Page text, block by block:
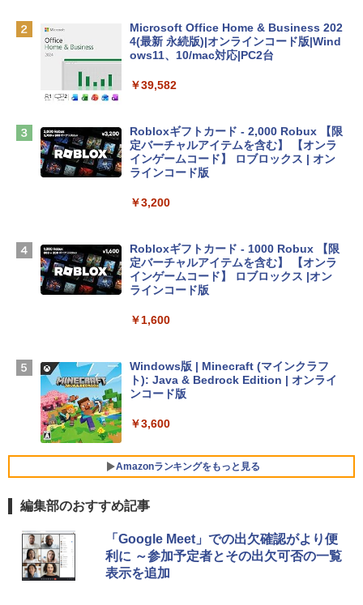
￥162,598
ンケース Dell NEC Lavie ASUS HP dyna
￥2,952
Apple 2026 MacBook Air M5チップ搭載
igence、13.6インチLiquid Retinaディ
ームカメラ、日本語キーボード、Touch I
D - ミッドナイト
￥298,901
SSD インテル Core 5
￥129,800
Core i5/16GB/SSD 512GB/ホワイト) FM
VWK3E15W_AZ
￥139,880
Microsoft Office Home & Business 202
4(最新 永続版)|オンラインコード版|Wind
ows11、10/mac対応|PC2台
￥39,582
Robloxギフトカード - 2,000 Robux 【限
定バーチャルアイテムを含む】 【オンラ
インゲームコード】 ロブロックス | オン
ラインコード版
￥3,200
Robloxギフトカード - 1000 Robux 【限
定バーチャルアイテムを含む】 【オンラ
インゲームコード】 ロブロックス |オン
ラインコード版
￥1,600
Windows版 | Minecraft (マインクラフ
ト): Java & Bedrock Edition | オンライ
ンコード版
￥3,600
Amazonランキングをもっと見る
生成AIパスポート公式テキスト 第４版
￥1,766
Amazon Kindle Paperwhite (16GB) 7イ
ンチディスプレイ、色調調節ライト、12
週間持続バッテリー、広告なし、ブラッ
ク
編集部のおすすめ記事
「Google Meet」での出欠確認がより便
利に ～参加予定者とその出欠可否の一覧
表示を追加